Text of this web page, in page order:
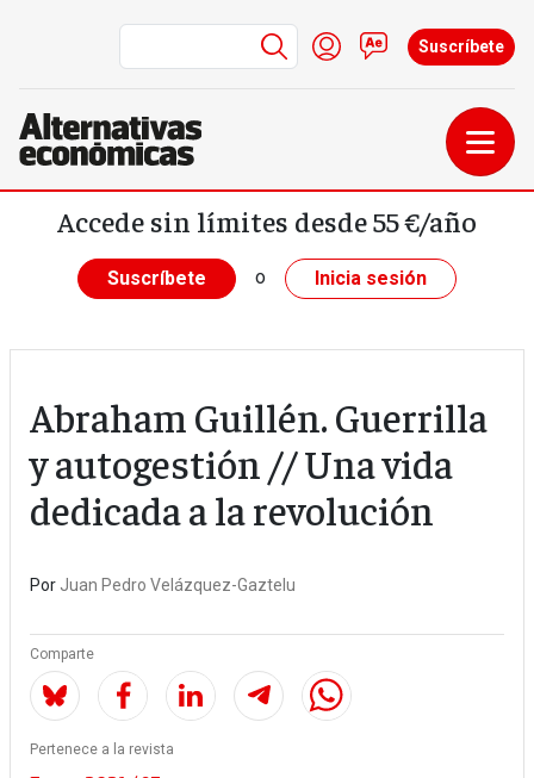
Pasar al contenido principal
Menú de cuenta de
Iniciar sesión
Contacto
Suscríbete
Accede sin límites desde 55 €/año
Suscríbete o Inicia sesión
Abraham Guillén. Guerrilla
y autogestión // Una vida
dedicada a la revolución
Por Juan Pedro Velázquez-Gaztelu
Comparte
Pertenece a la revista